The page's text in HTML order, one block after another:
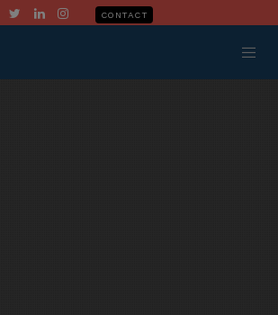
CONTACT